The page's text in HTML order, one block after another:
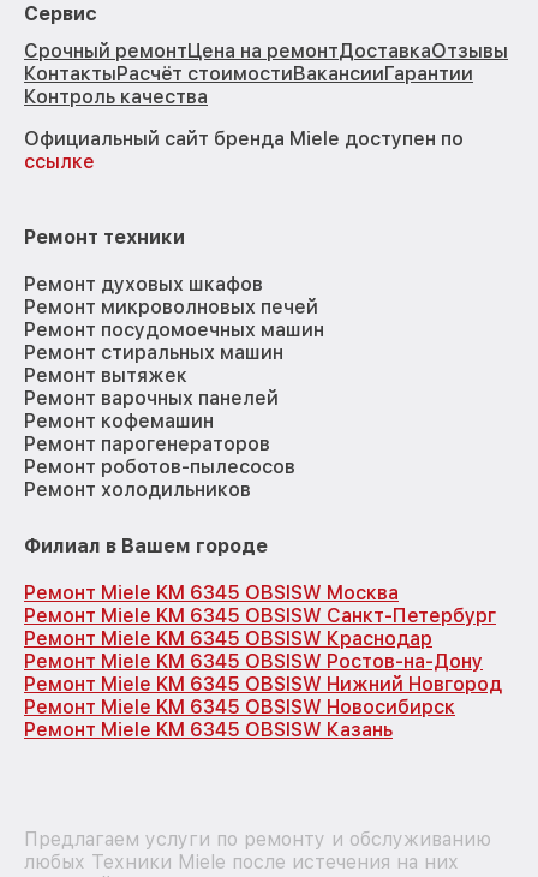
Сервис
Срочный ремонтЦена на ремонтДоставкаОтзывы
КонтактыРасчёт стоимостиВакансииГарантии
Контроль качества
Официальный сайт бренда Miele доступен по
ссылке
Ремонт техники
Ремонт духовых шкафов
Ремонт микроволновых печей
Ремонт посудомоечных машин
Ремонт стиральных машин
Ремонт вытяжек
Ремонт варочных панелей
Ремонт кофемашин
Ремонт парогенераторов
Ремонт роботов-пылесосов
Ремонт холодильников
Филиал в Вашем городе
Ремонт Miele KM 6345 OBSISW Москва
Ремонт Miele KM 6345 OBSISW Санкт-Петербург
Ремонт Miele KM 6345 OBSISW Краснодар
Ремонт Miele KM 6345 OBSISW Ростов-на-Дону
Ремонт Miele KM 6345 OBSISW Нижний Новгород
Ремонт Miele KM 6345 OBSISW Новосибирск
Ремонт Miele KM 6345 OBSISW Казань
Предлагаем услуги по ремонту и обслуживанию
любых Техники Miele после истечения на них